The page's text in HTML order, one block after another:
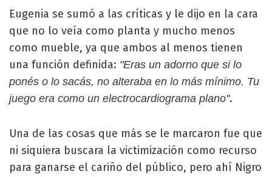
Eugenia se sumó a las críticas y le dijo en la cara
que no lo veía como planta y mucho menos
como mueble, ya que ambos al menos tienen
una función definida: "Eras un adorno que si lo
ponés o lo sacás, no alteraba en lo más mínimo. Tu
juego era como un electrocardiograma plano".
Una de las cosas que más se le marcaron fue que
ni siquiera buscara la victimización como recurso
para ganarse el cariño del público, pero ahí Nigro